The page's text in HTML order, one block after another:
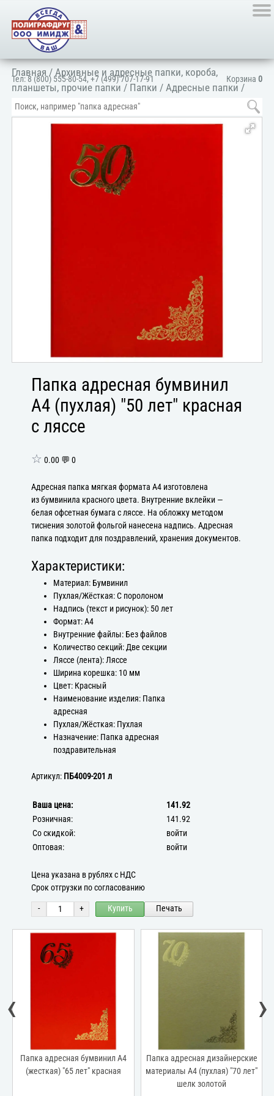
Корзина 0
Тел:8 (800) 555-80-54,+7 (499) 707-17-91
Главная /Архивные и адресные папки, короба,
планшеты, прочие папки / Папки /Адресные папки /
Папка адресная поздравительная
Папка адресная бумвинил
А4 (пухлая) "50 лет" красная
с ляссе
☆ 0.00 💬 0
Адресная папка мягкая формата А4 изготовлена
из бумвинила красного цвета. Внутренние вклейки —
белая офсетная бумага с ляссе. На обложку методом
тиснения золотой фольгой нанесена надпись. Адресная
папка подходит для поздравлений, хранения документов.
Характеристики:
Материал: Бумвинил
Пухлая/Жёсткая: С поролоном
Надпись (текст и рисунок): 50 лет
Формат: А4
Внутренние файлы: Без файлов
Количество секций: Две секции
Ляссе (лента): Ляссе
Ширина корешка: 10 мм
Цвет: Красный
Наименование изделия: Папка
адресная
Пухлая/Жёсткая: Пухлая
Назначение: Папка адресная
поздравительная
Артикул: ПБ4009-201 л
Ваша цена:
141.92
Розничная:
141.92
Со скидкой:
войти
Оптовая:
войти
Цена указана в рублях с НДС
Срок отгрузки по согласованию
- + Купить Печать
Папка адресная бумвинил А4
(жесткая) "65 лет" красная
Папка адресная дизайнерские
материалы А4 (пухлая) "70 лет"
шелк золотой
‹ ›